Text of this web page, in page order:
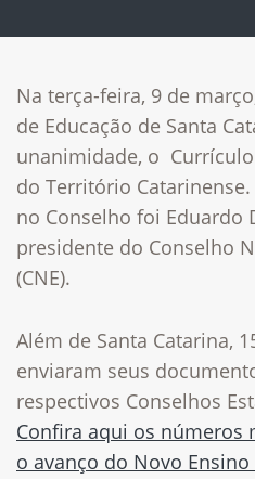
Na terça-feira, 9 de
de Educação de Santa
unanimidade, o
do Território
no Conselho foi Eduardo
presidente do Conselho
(CNE).
Além de Santa Catarina,
enviaram seus
respectivos Conselhos
Confira aqui os números
o avanço do Novo